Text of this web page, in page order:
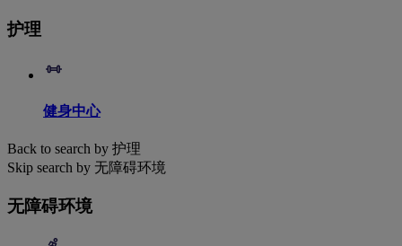
护理
健身中心
Back to search by 护理
Skip search by 无障碍环境
无障碍环境